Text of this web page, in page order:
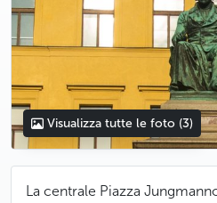
Visualizza tutte le foto (3)
La centrale Piazza